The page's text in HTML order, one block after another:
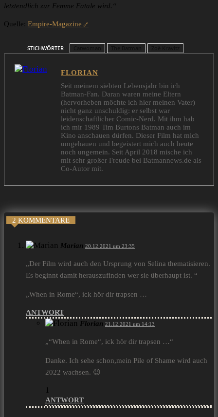
letztendlich zur Femme Fatale wird.“
Quelle: Empire-Magazine
STICHWÖRTER
FLORIAN
Seit meinem siebten Lebensjahr bin ich
Batman-Fan. Daran waren meine Eltern
(hervorheben möchte ich hier meinen Vater)
nicht ganz unschuldig: er selbst war
leidenschaftlicher Comic-Nerd. Mit ihm hab
ich mir 1989 Tim Burtons Batman auch im
Kino anschauen dürfen. Dieser Film hat mich
umgehauen und begeistert mich auch heute
noch ungemein. Seit April 2018 mische ich
mit sehr großer Freude bei Batmannews.de als
Co-Autor mit.
2 KOMMENTARE
Marian 20.12.2021 um 23:35
„Der Film wird auch den Ursprung von Selina thematisieren.
Es beginnt damit herauszufinden wer sie überhaupt ist. “
„When in Rome“, ick hör dir trapsen …
ANTWORT
Florian 21.12.2021 um 14:13
„“When in Rome“, ick hör dir trapsen …“
Danke. Ich sehe schon,mein Pile of Shame wird auch
2022 wachsen. 😉
1
ANTWORT